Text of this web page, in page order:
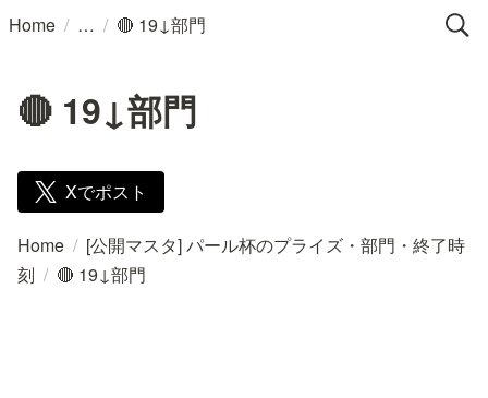
Home / / 🔴 19↓部門
🔴 19↓部門
Xでポスト
Home / [公開マスタ] パール杯のプライズ・部門・終了時
刻 / 🔴 19↓部門